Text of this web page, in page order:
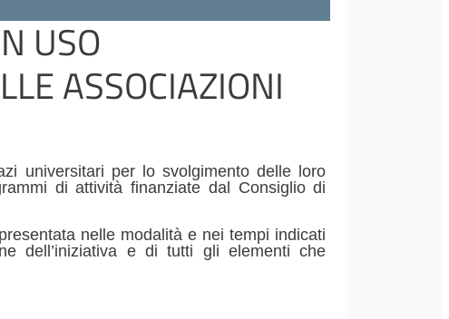
USO
ASSOCIAZIONI
universitari per lo svolgimento delle loro
di attività finanziate dal Consiglio di
nelle modalità e nei tempi indicati
dell’iniziativa e di tutti gli elementi che